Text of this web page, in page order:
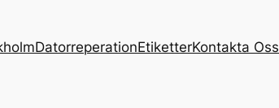
DatorreperationEtiketterKontakta Oss